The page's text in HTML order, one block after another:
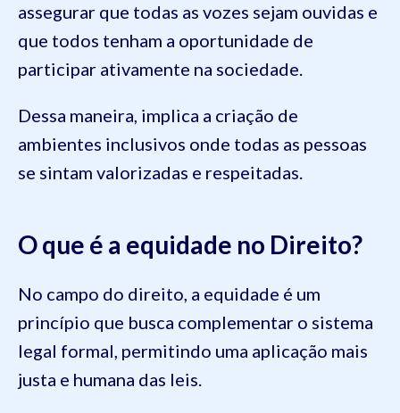
assegurar que todas as vozes sejam ouvidas e
que todos tenham a oportunidade de
participar ativamente na sociedade.
Dessa maneira, implica a criação de
ambientes inclusivos onde todas as pessoas
se sintam valorizadas e respeitadas.
O que é a equidade no Direito?
No campo do direito, a equidade é um
princípio que busca complementar o sistema
legal formal, permitindo uma aplicação mais
justa e humana das leis.